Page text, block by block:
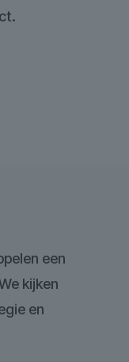
een
kijken
en